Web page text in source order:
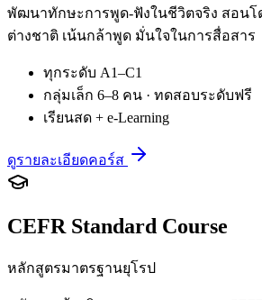
พัฒนาทักษะการพูด-ฟังในชีวิตจริง สอนโ
ต่างชาติ เน้นกล้าพูด มั่นใจในการสื่อสาร
ทุกระดับ A1–C1
กลุ่มเล็ก 6–8 คน · ทดสอบระดับฟรี
เรียนสด + e-Learning
ดูรายละเอียดคอร์ส
CEFR Standard Course
หลักสูตรมาตรฐานยุโรป